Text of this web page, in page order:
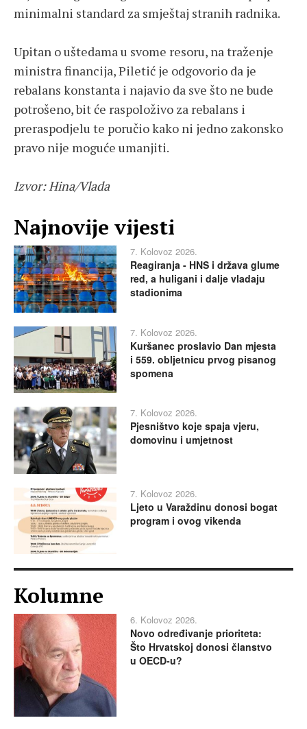
minimalni standard za smještaj stranih radnika.
Upitan o uštedama u svome resoru, na traženje
ministra financija, Piletić je odgovorio da je
rebalans konstanta i najavio da sve što ne bude
potrošeno, bit će raspoloživo za rebalans i
preraspodjelu te poručio kako ni jedno zakonsko
pravo nije moguće umanjiti.
Izvor: Hina/Vlada
Najnovije vijesti
7. Kolovoz 2026.
Reagiranja - HNS i država glume
red, a huligani i dalje vladaju
stadionima
7. Kolovoz 2026.
Kuršanec proslavio Dan mjesta
i 559. obljetnicu prvog pisanog
spomena
7. Kolovoz 2026.
Pjesništvo koje spaja vjeru,
domovinu i umjetnost
7. Kolovoz 2026.
Ljeto u Varaždinu donosi bogat
program i ovog vikenda
Kolumne
6. Kolovoz 2026.
Novo određivanje prioriteta:
Što Hrvatskoj donosi članstvo
u OECD-u?